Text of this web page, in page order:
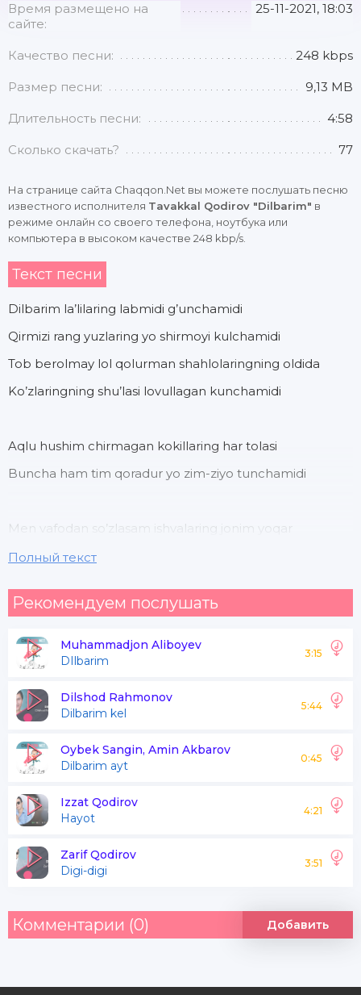
Время размещено на
сайте:
25-11-2021, 18:03
Качество песни: 248 kbps
Размер песни: 9,13 MB
Длительность песни: 4:58
Сколько скачать? 77
На странице сайта Chaqqon.Net вы можете послушать песню
известного исполнителя Tavakkal Qodirov "Dilbarim" в
режиме онлайн со своего телефона, ноутбука или
компьютера в высоком качестве 248 kbp/s.
Текст песни
Dilbarim la’lilaring labmidi g’unchamidi
Qirmizi rang yuzlaring yo shirmoyi kulchamidi
Tob berolmay lol qolurman shahlolaringning oldida
Ko’zlaringning shu’lasi lovullagan kunchamidi
Aqlu hushim chirmagan kokillaring har tolasi
Buncha ham tim qoradur yo zim-ziyo tunchamidi
Men vafodan so’zlasam ishvalaring jonim yoqar
Hijronu sitamlaring ag’yor kulgunchamidi
Qayg’u bilmas yuragim hijronga to’lgunchamidi
Yo’llaringga ko’z tutarman nega boqmaysan menga
Vaslingga zor yigitning qiymati shunchamidi
Полный текст
Рекомендуем послушать
Muhammadjon Aliboyev
DIlbarim
3:15
Dilshod Rahmonov
Dilbarim kel
5:44
Oybek Sangin, Amin Akbarov
Dilbarim ayt
0:45
Izzat Qodirov
Hayot
4:21
Zarif Qodirov
Digi-digi
3:51
Комментарии (0) Добавить